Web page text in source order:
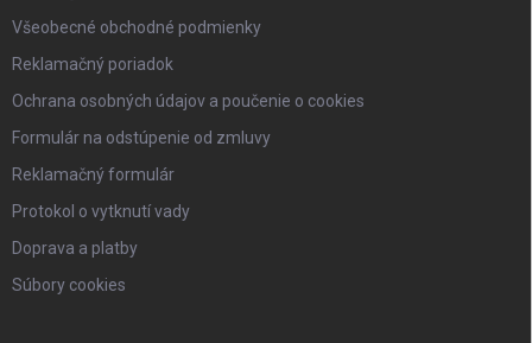
Všeobecné obchodné podmienky
Reklamačný poriadok
Ochrana osobných údajov a poučenie o cookies
Formulár na odstúpenie od zmluvy
Reklamačný formulár
Protokol o vytknutí vady
Doprava a platby
Súbory cookies